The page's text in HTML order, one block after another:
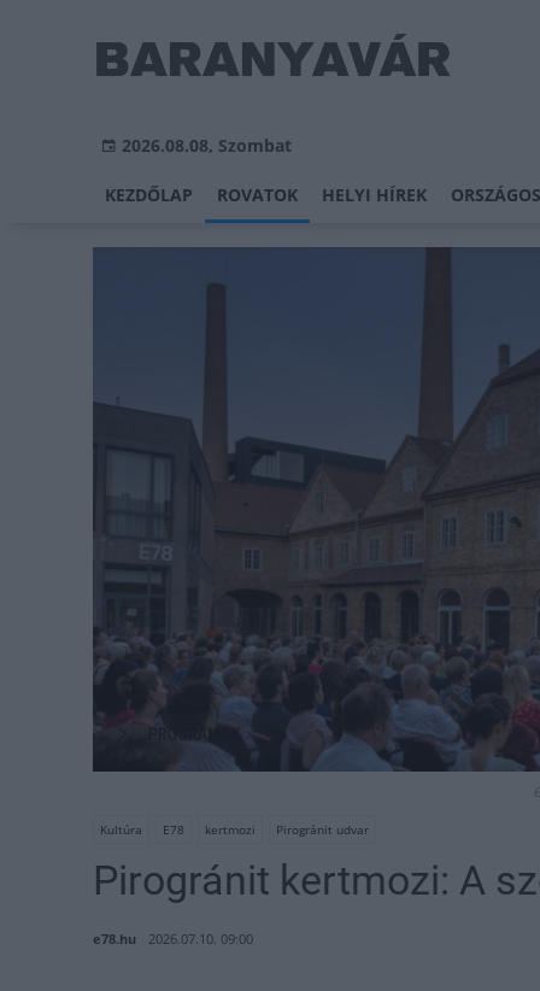
2026.08.08, Szombat
KEZDŐLAP ROVATOK HELYI HÍREK
Kultúra E78 kertmozi Pirogránit udvar
Pirogránit kertmozi: A
e78.hu 2026.07.10. 09:00